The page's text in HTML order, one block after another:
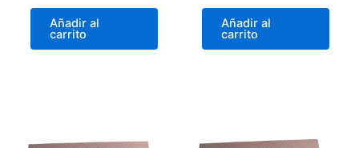
Añadir al
carrito
Añadir al
carrito